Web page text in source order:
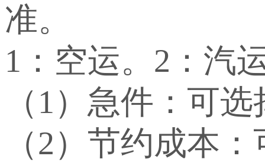
准。
1：空运。2：汽
（1）急件：可
（2）节约成本